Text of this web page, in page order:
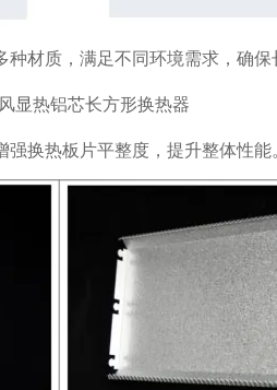
材质，满足不同环境需求，确保
换热板片平整度，提升整体性能